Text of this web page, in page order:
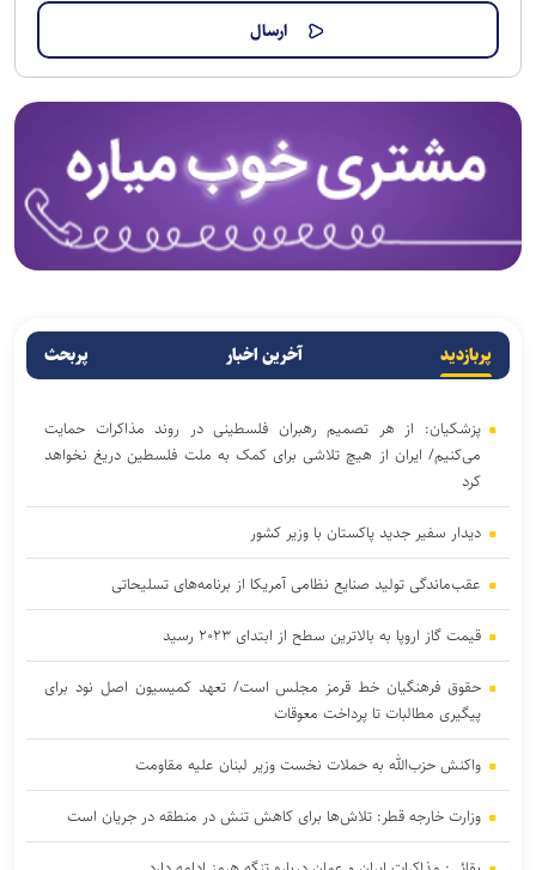
پربازدید آخرین اخبار پربحث
پزشکیان: از هر تصمیم رهبران فلسطینی در روند مذاکرات حمایت
می‌کنیم/ ایران از هیچ تلاشی برای کمک به ملت فلسطین دریغ نخواهد
کرد
دیدار سفیر جدید پاکستان با وزیر کشور
عقب‌ماندگی تولید صنایع نظامی آمریکا از برنامه‌های تسلیحاتی
قیمت گاز اروپا به بالاترین سطح از ابتدای ۲۰۲۳ رسید
حقوق فرهنگیان خط قرمز مجلس است/ تعهد کمیسیون اصل نود برای
پیگیری مطالبات تا پرداخت معوقات
واکنش حزب‌الله به حملات نخست‌ وزیر لبنان علیه مقاومت
وزارت خارجه قطر: تلاش‌ها برای کاهش تنش در منطقه در جریان است